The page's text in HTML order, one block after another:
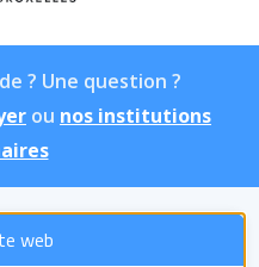
web
? Une question ?
ou nos institutions